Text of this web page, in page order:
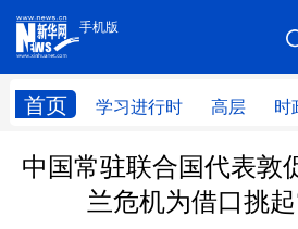
手机版
首页 学习进行时 高层 时
手机版
网站地图
学习进行时 高层
财经
中国常驻联合国代表敦
兰危机为借口挑